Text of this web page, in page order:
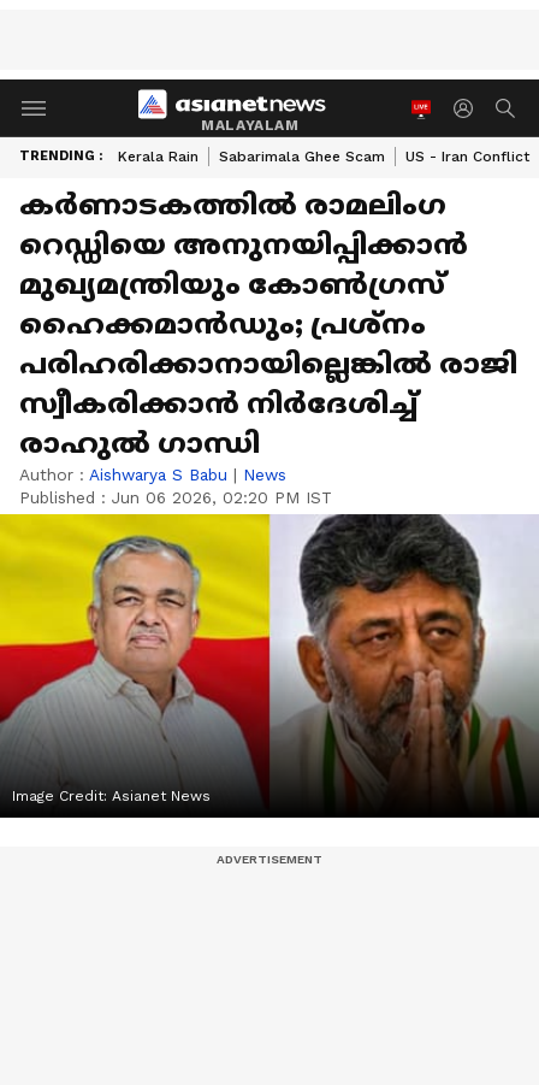
MALAYALAM
TRENDING : Kerala Rain Sabarimala Ghee Scam US - Iran Conflict
കർണാടകത്തിൽ രാമലിംഗ
റെഡ്ഡിയെ അനുനയിപ്പിക്കാൻ
മുഖ്യമന്ത്രിയും കോൺഗ്രസ്
ഹൈക്കമാൻഡും; പ്രശ്നം
പരിഹരിക്കാനായില്ലെങ്കിൽ രാജി
സ്വീകരിക്കാൻ നിർദേശിച്ച്
രാഹുൽ ​ഗാന്ധി
Author : Aishwarya S Babu | News
Published : Jun 06 2026, 02:20 PM IST
Image Credit: Asianet News